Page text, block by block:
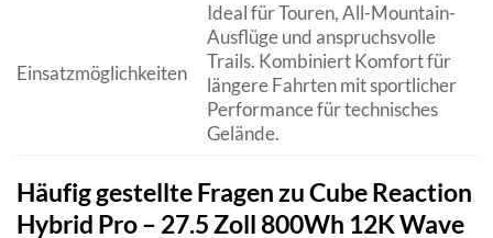
Einsatzmöglichkeiten
Ideal für Touren, All-Mountain-
Ausflüge und anspruchsvolle
Trails. Kombiniert Komfort für
längere Fahrten mit sportlicher
Performance für technisches
Gelände.
Häufig gestellte Fragen zu Cube Reaction
Hybrid Pro – 27.5 Zoll 800Wh 12K Wave